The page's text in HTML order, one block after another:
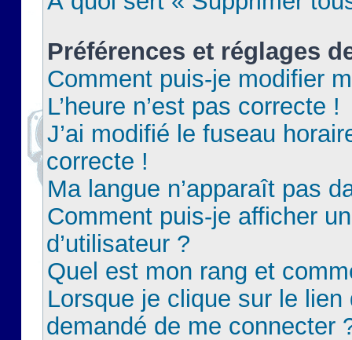
Préférences et réglages
Comment puis-je modifier
L’heure n’est pas correcte !
J’ai modifié le fuseau
correcte !
Ma langue n’apparaît pas
Comment puis-je afficher
d’utilisateur ?
Quel est mon rang et
Lorsque je clique sur le lien
demandé de me connecter